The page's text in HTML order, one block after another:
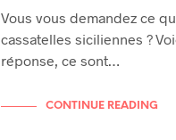
Vous vous demandez ce
cassatelles siciliennes ?
réponse, ce sont…
CONTINUE READING